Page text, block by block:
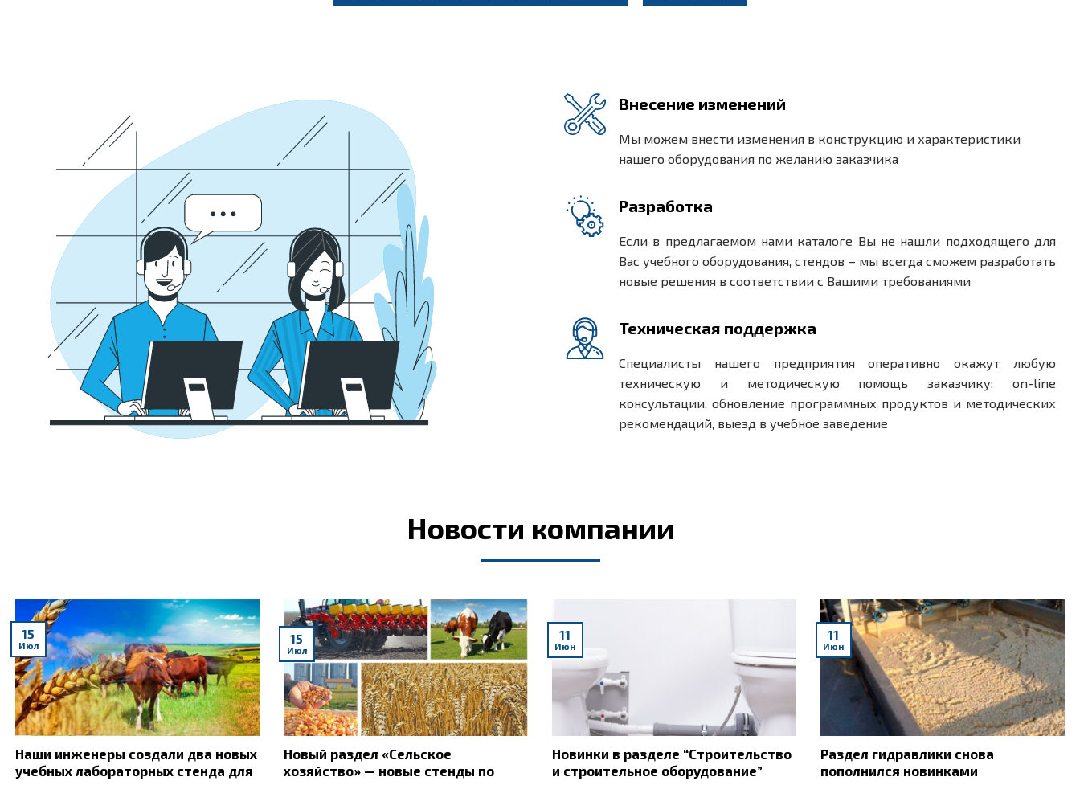
Внесение изменений
Мы можем внести изменения в конструкцию и характеристики
нашего оборудования по желанию заказчика
Разработка
Если в предлагаемом нами каталоге Вы не нашли подходящего для
Вас учебного оборудования, стендов – мы всегда сможем разработать
новые решения в соответствии с Вашими требованиями
Техническая поддержка
Специалисты нашего предприятия оперативно окажут любую
техническую и методическую помощь заказчику: on-line
консультации, обновление программных продуктов и методических
рекомендаций, выезд в учебное заведение
Новости компании
Наши инженеры создали два новых
учебных лабораторных стенда для
15
Июл
Новый раздел «Сельское
хозяйство» — новые стенды по
15
Июл
Новинки в разделе “Строительство
и строительное оборудование”
11
Июн
Раздел гидравлики снова
пополнился новинками
11
Июн